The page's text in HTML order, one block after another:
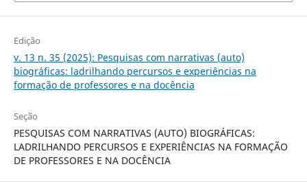
Edição
v. 13 n. 35 (2025): Pesquisas com narrativas (auto)
biográficas: ladrilhando percursos e experiências na
formação de professores e na docência
Seção
PESQUISAS COM NARRATIVAS (AUTO) BIOGRÁFICAS:
LADRILHANDO PERCURSOS E EXPERIÊNCIAS NA FORMAÇÃO
DE PROFESSORES E NA DOCÊNCIA